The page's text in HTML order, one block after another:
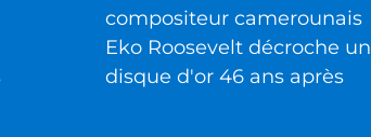
compositeur camerounais
Eko Roosevelt décroche un
disque d'or 46 ans après